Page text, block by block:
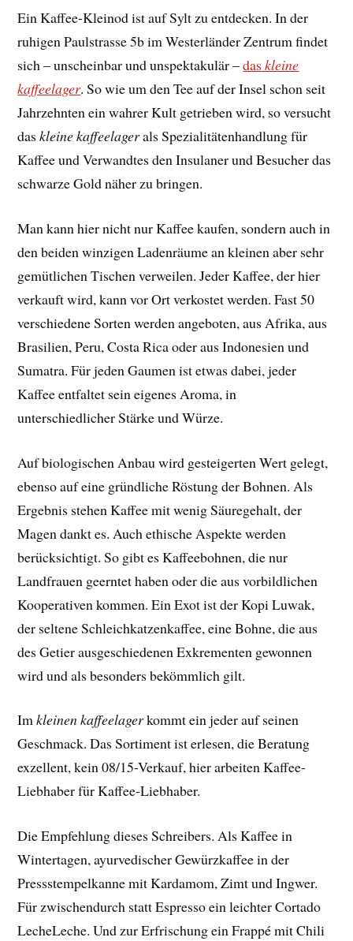
Ein Kaffee-Kleinod ist auf Sylt zu entdecken. In der
ruhigen Paulstrasse 5b im Westerländer Zentrum findet
sich – unscheinbar und unspektakulär –das kleine
kaffeelager. So wie um den Tee auf der Insel schon seit
Jahrzehnten ein wahrer Kult getrieben wird, so versucht
daskleine kaffeelagerals Spezialitätenhandlung für
Kaffee und Verwandtes den Insulaner und Besucher das
schwarze Gold näher zu bringen.
Man kann hier nicht nur Kaffee kaufen, sondern auch in
den beiden winzigen Ladenräume an kleinen aber sehr
gemütlichen Tischen verweilen. Jeder Kaffee, der hier
verkauft wird, kann vor Ort verkostet werden. Fast 50
verschiedene Sorten werden angeboten, aus Afrika, aus
Brasilien, Peru, Costa Rica oder aus Indonesien und
Sumatra. Für jeden Gaumen ist etwas dabei, jeder
Kaffee entfaltet sein eigenes Aroma, in
unterschiedlicher Stärke und Würze.
Auf biologischen Anbau wird gesteigerten Wert gelegt,
ebenso auf eine gründliche Röstung der Bohnen. Als
Ergebnis stehen Kaffee mit wenig Säuregehalt, der
Magen dankt es. Auch ethische Aspekte werden
berücksichtigt. So gibt es Kaffeebohnen, die nur
Landfrauen geerntet haben oder die aus vorbildlichen
Kooperativen kommen. Ein Exot ist der Kopi Luwak,
der seltene Schleichkatzenkaffee, eine Bohne, die aus
des Getier ausgeschiedenen Exkrementen gewonnen
wird und als besonders bekömmlich gilt.
Imkleinen kaffeelagerkommt ein jeder auf seinen
Geschmack. Das Sortiment ist erlesen, die Beratung
exzellent, kein 08/15-Verkauf, hier arbeiten Kaffee-
Liebhaber für Kaffee-Liebhaber.
Die Empfehlung dieses Schreibers. Als Kaffee in
Wintertagen, ayurvedischer Gewürzkaffee in der
Pressstempelkanne mit Kardamom, Zimt und Ingwer.
Für zwischendurch statt Espresso ein leichter Cortado
LecheLeche. Und zur Erfrischung ein Frappé mit Chili